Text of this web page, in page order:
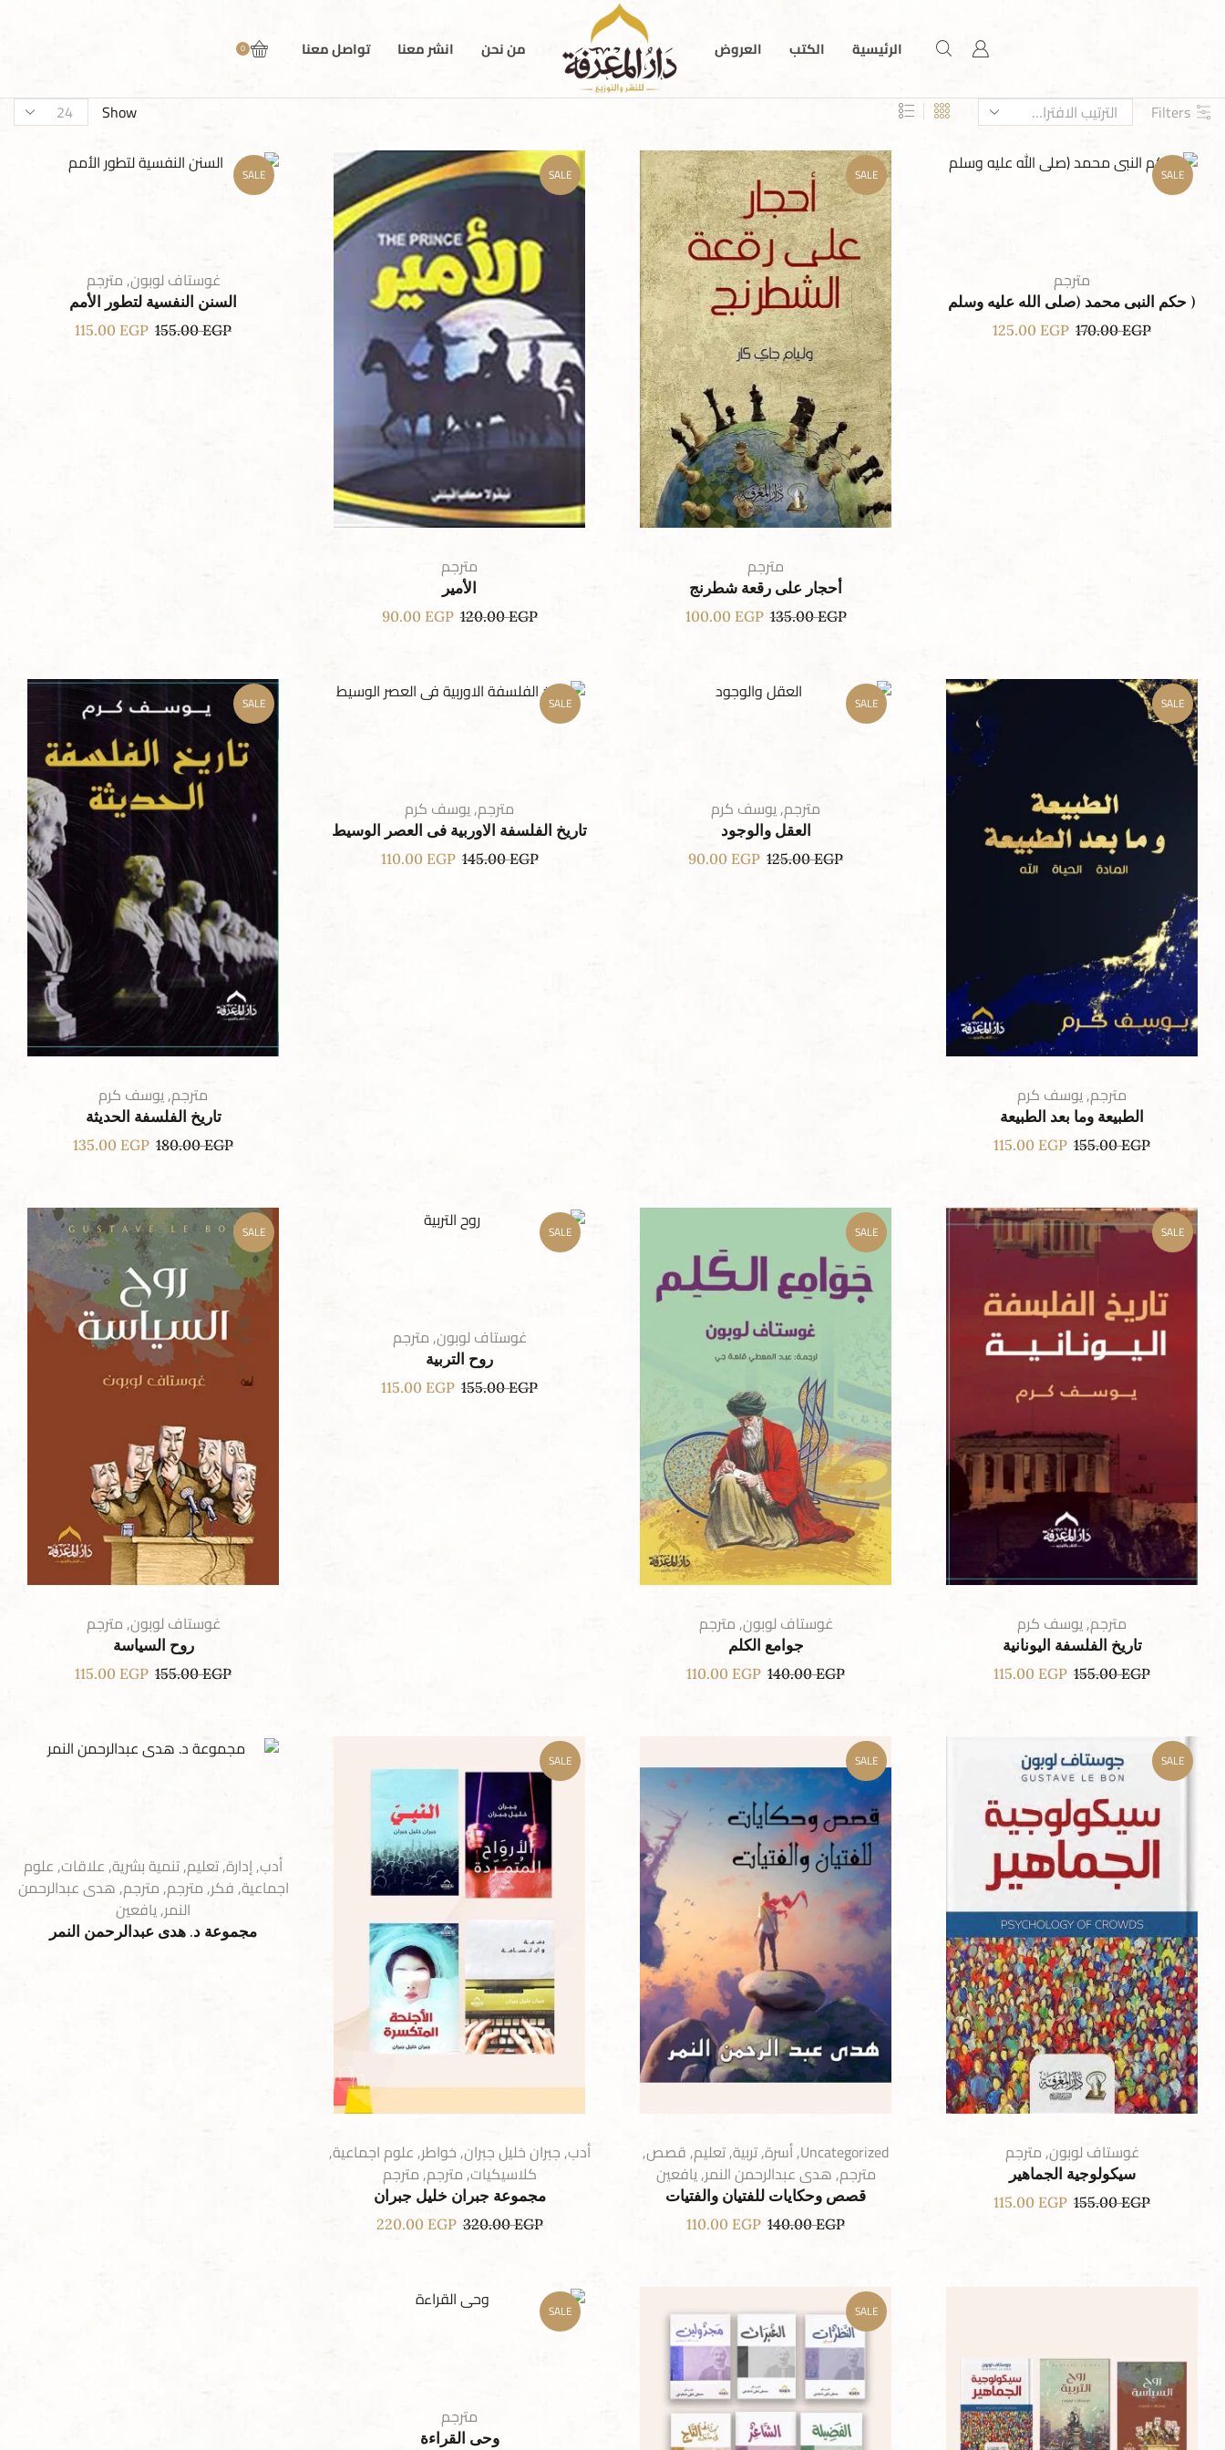
الرئيسية الكتب العروض من نحن انشر معنا تواصل معنا 0
Filters
Show
SALE
مترجم
( حكم النبى محمد (صلى الله عليه وسلم
170.00EGP
125.00 EGP
SALE
مترجم
أحجار على رقعة شطرنج
135.00EGP
100.00 EGP
SALE
مترجم
الأمير
120.00EGP
90.00 EGP
SALE
غوستاف لوبون,مترجم
السنن النفسية لتطور الأمم
155.00EGP
115.00 EGP
SALE
مترجم,يوسف كرم
الطبيعة وما بعد الطبيعة
155.00EGP
115.00 EGP
SALE
مترجم,يوسف كرم
العقل والوجود
125.00EGP
90.00 EGP
SALE
مترجم,يوسف كرم
تاريخ الفلسفة الاوربية فى العصر الوسيط
145.00EGP
110.00 EGP
SALE
مترجم,يوسف كرم
تاريخ الفلسفة الحديثة
180.00EGP
135.00 EGP
SALE
مترجم,يوسف كرم
تاريخ الفلسفة اليونانية
155.00EGP
115.00 EGP
SALE
غوستاف لوبون,مترجم
جوامع الكلم
140.00EGP
110.00 EGP
SALE
غوستاف لوبون,مترجم
روح التربية
155.00EGP
115.00 EGP
SALE
غوستاف لوبون,مترجم
روح السياسة
155.00EGP
115.00 EGP
SALE
غوستاف لوبون,مترجم
سيكولوجية الجماهير
155.00EGP
115.00 EGP
SALE
Uncategorized
,أسرة,تربية,تعليم,قصص,
مترجم,هدى عبدالرحمن النمر,يافعين
قصص وحكايات للفتيان والفتيات
140.00EGP
110.00 EGP
SALE
أدب,جبران خليل جبران,خواطر,علوم اجماعية,
كلاسيكيات,مترجم,مترجم
مجموعة جبران خليل جبران
320.00EGP
220.00 EGP
أدب,إدارة,تعليم,تنمية بشرية,علاقات,علوم
اجماعية,فكر,مترجم,مترجم,هدى عبدالرحمن
النمر,يافعين
مجموعة د. هدى عبدالرحمن النمر
SALE
SALE
مترجم
وحى القراءة